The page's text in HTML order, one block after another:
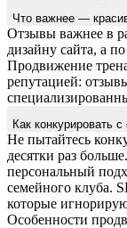
Что важнее —
Отзывы важнее в
дизайну сайта, а
Продвижение
репутацией:
Как конкурировать
Не пытайтесь
десятки раз
персональный
семейного клуба.
которые
Особенности